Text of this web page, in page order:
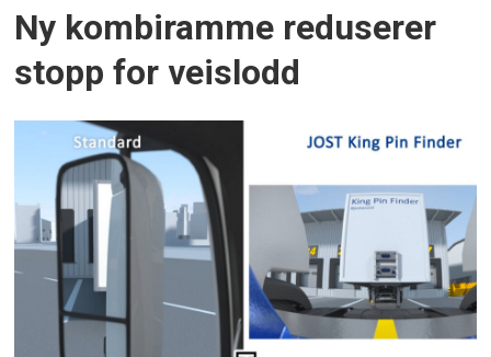
Ny kombiramme reduserer
stopp for veislodd